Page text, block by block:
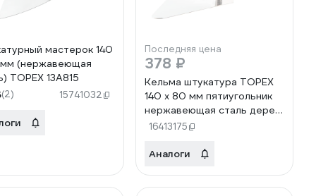
мастерок 140
(нержавеющая
TOPEX 13A815
(2) 15741032
Последняя цена
378 ₽
Кельма штукатура TOPEX
140 х 80 мм пятиугольник
нержавеющая сталь дерев
ручка 13A587
16413175
Аналоги